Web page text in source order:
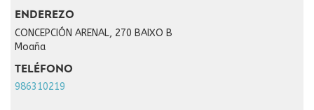
ENDEREZO
CONCEPCIÓN ARENAL, 270 BAIXO B
Moaña
TELÉFONO
986310219